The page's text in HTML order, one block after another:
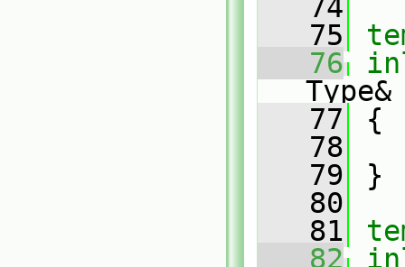
   74
   75
   76
   77
{
   78
   79
}
   80
   81
   82